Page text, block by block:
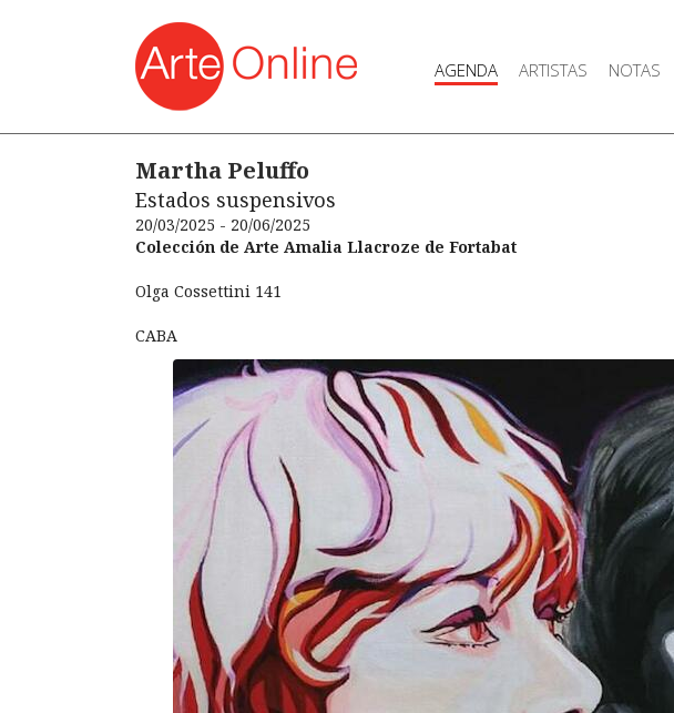
AGENDA ARTISTAS NOTAS
Martha Peluffo
Estados suspensivos
20/03/2025 - 20/06/2025
Colección de Arte Amalia Llacroze de Fortabat
Olga Cossettini 141
CABA